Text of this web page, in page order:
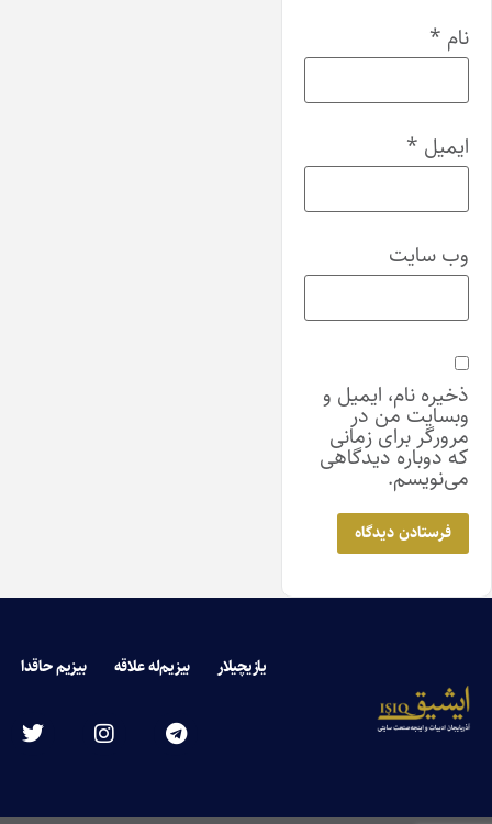
نام *
ایمیل *
وب‌ سایت
ذخیره نام، ایمیل و
وبسایت من در
مرورگر برای زمانی
که دوباره دیدگاهی
می‌نویسم.
یازیچیلار بیزیم‌له علاقه بیزیم حاقدا